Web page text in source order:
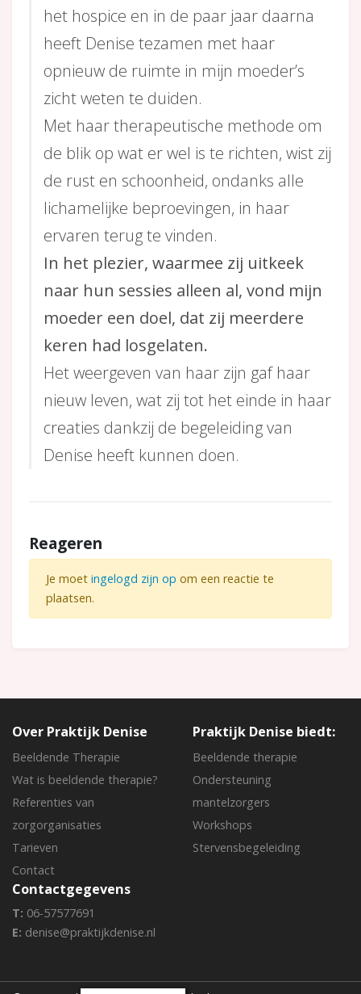
het hospice en in de paar jaar daarna
heeft Denise tezamen met haar
opnieuw de ruimte in mijn moeder’s
zicht weten te duiden.
Met haar therapeutische methode om
de blik op wat er wel is te richten, wist zij
de rust en schoonheid, ondanks alle
lichamelijke beproevingen, in haar
ervaren terug te vinden.
In het plezier, waarmee zij uitkeek
naar hun sessies alleen al, vond mijn
moeder een doel, dat zij meerdere
keren had losgelaten.
Het weergeven van haar zijn gaf haar
nieuw leven, wat zij tot het einde in haar
creaties dankzij de begeleiding van
Denise heeft kunnen doen.
Reageren
Je moet ingelogd zijn op om een reactie te
plaatsen.
Over Praktijk Denise
Beeldende Therapie
Wat is beeldende therapie?
Referenties van
zorgorganisaties
Tarieven
Contact
Praktijk Denise biedt:
Beeldende therapie
Ondersteuning
mantelzorgers
Workshops
Stervensbegeleiding
Contactgegevens
T: 06-57577691
E: denise@praktijkdenise.nl